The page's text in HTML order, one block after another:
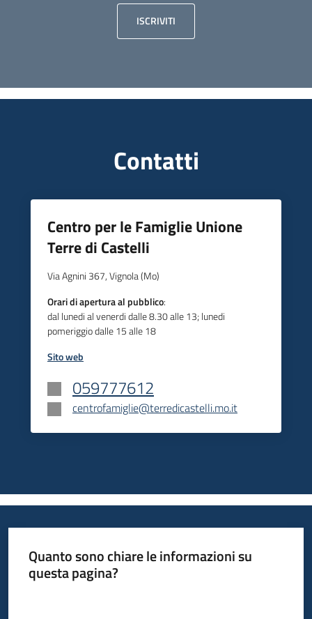
ISCRIVITI
Contatti
Centro per le Famiglie Unione
Terre di Castelli
Via Agnini 367, Vignola (Mo)
Orari di apertura al pubblico:
dal lunedi al venerdi dalle 8.30 alle 13; lunedi
pomeriggio dalle 15 alle 18
Sito web
059777612
centrofamiglie@terredicastelli.mo.it
Quanto sono chiare le informazioni su
questa pagina?